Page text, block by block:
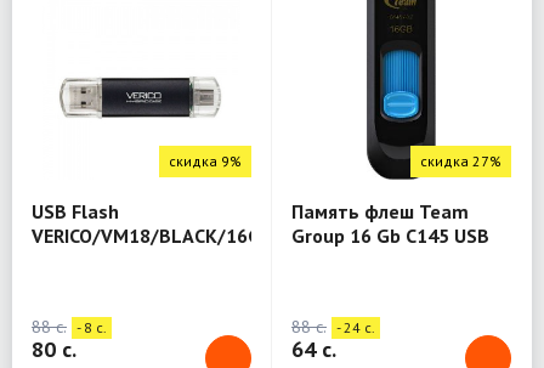
скидка 9%
USB Flash
VERICO/VM18/BLACK/16GB
88 c. - 8 c.
80 c.
скидка 27%
Память флеш Team
Group 16 Gb C145 USB
88 c. - 24 c.
64 c.